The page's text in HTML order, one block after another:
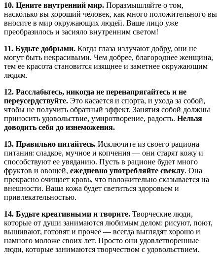
10. Цените внутренний мир. Поразмышляйте о том,
насколько вы хороший человек, как много положительного вы
вносите в мир окружающих людей. Ваше лицо уже
преобразилось и засияло внутренним светом!
11. Будьте добрыми. Когда глаза излучают добру, они не
могут быть некрасивыми. Чем добрее, благороднее женщина,
тем ее красота становится изящнее и заметнее окружающим
людям.
12. Расслабьтесь, никогда не перенапрягайтесь и не
переусердствуйте. Это касается и спорта, и ухода за собой,
чтобы не получить обратный эффект. Занятия собой должны
приносить удовольствие, умиротворение, радость. Нельзя
доводить себя до изнеможения.
13. Правильно питайтесь. Исключите из своего рациона
питания: сладкое, мучное и копчения — они старят кожу и
способствуют ее увяданию. Пусть в рационе будет много
фруктов и овощей, ежедневно употребляйте свеклу. Она
прекрасно очищает кровь, что положительно сказывается на
внешности. Ваша кожа будет светиться здоровьем и
привлекательностью.
14. Будьте креативными и творите. Творческие люди,
которые от души занимаются любимым делом: рисуют, поют,
вышивают, готовят и прочее — всегда выглядят хорошо и
намного моложе своих лет. Просто они удовлетворенные
люди, которые занимаются творчеством с удовольствием.